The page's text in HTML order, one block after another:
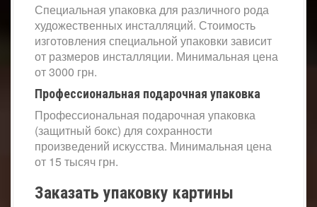
Специальная упаковка для различного рода
художественных инсталляций. Стоимость
изготовления специальной упаковки зависит
от размеров инсталляции. Минимальная цена
от 3000 грн.
Профессиональная подарочная упаковка
Профессиональная подарочная упаковка
(защитный бокс) для сохранности
произведений искусства. Минимальная цена
от 15 тысяч грн.
Заказать упаковку картины